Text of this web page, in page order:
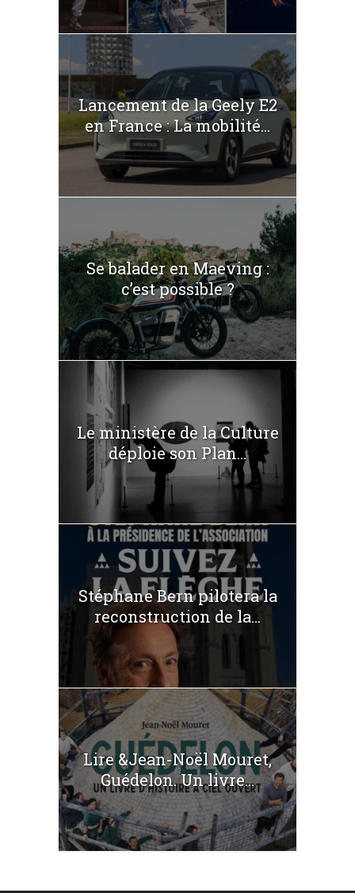
Lancement de la Geely E2
en France : La mobilité...
Se balader en Maeving :
c’est possible ?
Le ministère de la Culture
déploie son Plan...
Stéphane Bern pilotera la
reconstruction de la...
Lire &Jean-Noël Mouret,
Guédelon. Un livre...